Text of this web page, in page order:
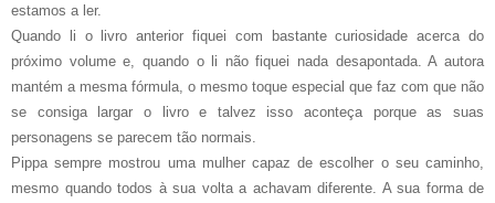
estamos a ler.
Quando li o livro anterior fiquei com bastante curiosidade acerca do
próximo volume e, quando o li não fiquei nada desapontada. A autora
mantém a mesma fórmula, o mesmo toque especial que faz com que não
se consiga largar o livro e talvez isso aconteça porque as suas
personagens se parecem tão normais.
Pippa sempre mostrou uma mulher capaz de escolher o seu caminho,
mesmo quando todos à sua volta a achavam diferente. A sua forma de